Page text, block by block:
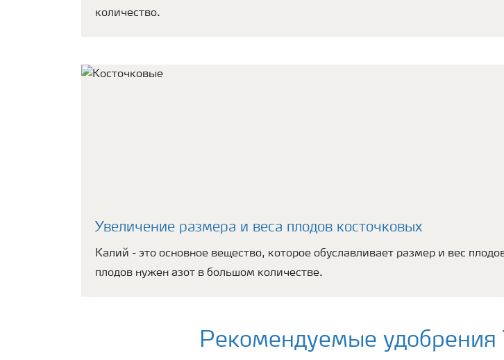
количество.
Увеличение размера и веса плодов косточковых
Калий - это основное вещество, которое обуславливает размер и вес
плодов нужен азот в большом количестве.
Рекомендуемые удобрения